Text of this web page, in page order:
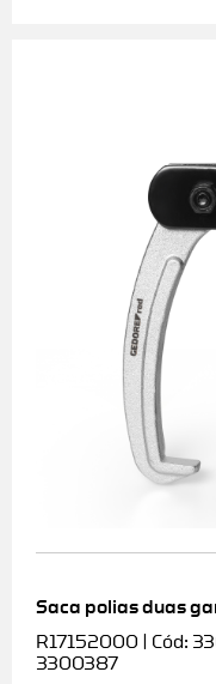
Saca polias duas
R17152000 | Cód:
3300387